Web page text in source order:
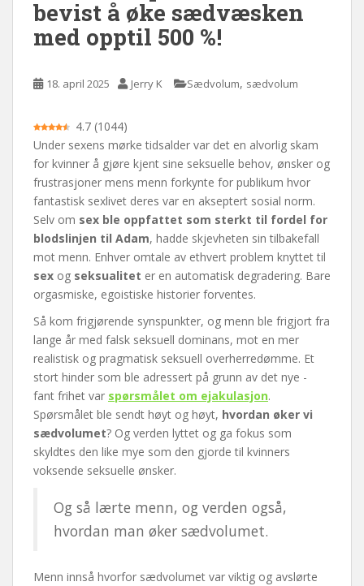
bevist å øke sædvæsken
med opptil 500 %!
18. april 2025 Jerry K Sædvolum, sædvolum
4.7 (1044)
Under sexens mørke tidsalder var det en alvorlig skam
for kvinner å gjøre kjent sine seksuelle behov, ønsker og
frustrasjoner mens menn forkynte for publikum hvor
fantastisk sexlivet deres var en akseptert sosial norm.
Selv om sex ble oppfattet som sterkt til fordel for
blodslinjen til Adam, hadde skjevheten sin tilbakefall
mot menn. Enhver omtale av ethvert problem knyttet til
sex og seksualitet er en automatisk degradering. Bare
orgasmiske, egoistiske historier forventes.
Så kom frigjørende synspunkter, og menn ble frigjort fra
lange år med falsk seksuell dominans, mot en mer
realistisk og pragmatisk seksuell overherredømme. Et
stort hinder som ble adressert på grunn av det nye -
fant frihet var spørsmålet om ejakulasjon.
Spørsmålet ble sendt høyt og høyt, hvordan øker vi
sædvolumet? Og verden lyttet og ga fokus som
skyldtes den like mye som den gjorde til kvinners
voksende seksuelle ønsker.
Og så lærte menn, og verden også,
hvordan man øker sædvolumet.
Menn innså hvorfor sædvolumet var viktig og avslørte